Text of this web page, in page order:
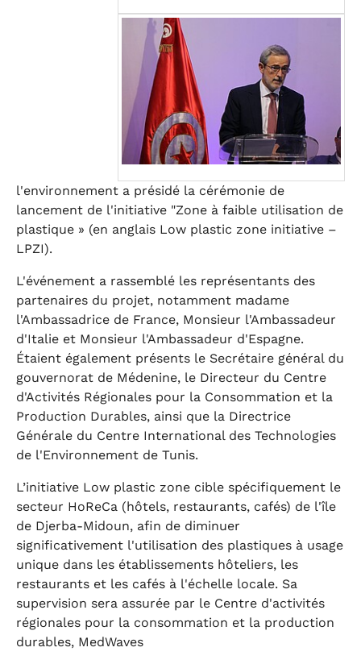
l'environnement a présidé la cérémonie de
lancement de l'initiative "Zone à faible utilisation de
plastique » (en anglais Low plastic zone initiative –
LPZI).
L'événement a rassemblé les représentants des
partenaires du projet, notamment madame
l'Ambassadrice de France, Monsieur l'Ambassadeur
d'Italie et Monsieur l'Ambassadeur d'Espagne.
Étaient également présents le Secrétaire général du
gouvernorat de Médenine, le Directeur du Centre
d'Activités Régionales pour la Consommation et la
Production Durables, ainsi que la Directrice
Générale du Centre International des Technologies
de l'Environnement de Tunis.
L’initiative Low plastic zone cible spécifiquement le
secteur HoReCa (hôtels, restaurants, cafés) de l'île
de Djerba-Midoun, afin de diminuer
significativement l'utilisation des plastiques à usage
unique dans les établissements hôteliers, les
restaurants et les cafés à l'échelle locale. Sa
supervision sera assurée par le Centre d'activités
régionales pour la consommation et la production
durables, MedWaves